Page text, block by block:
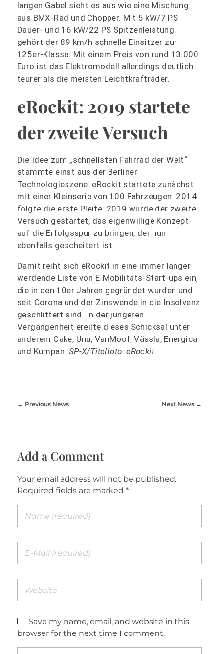
langen Gabel sieht es aus wie eine Mischung
aus BMX-Rad und Chopper. Mit 5 kW/7 PS
Dauer- und 16 kW/22 PS Spitzenleistung
gehört der 89 km/h schnelle Einsitzer zur
125er-Klasse. Mit einem Preis von rund 13.000
Euro ist das Elektromodell allerdings deutlich
teurer als die meisten Leichtkrafträder.
eRockit: 2019 startete
der zweite Versuch
Die Idee zum „schnellsten Fahrrad der Welt“
stammte einst aus der Berliner
Technologieszene. eRockit startete zunächst
mit einer Kleinserie von 100 Fahrzeugen. 2014
folgte die erste Pleite. 2019 wurde der zweite
Versuch gestartet, das eigenwillige Konzept
auf die Erfolgsspur zu bringen, der nun
ebenfalls gescheitert ist.
Damit reiht sich eRockit in eine immer länger
werdende Liste von E-Mobilitäts-Start-ups ein,
die in den 10er Jahren gegründet wurden und
seit Corona und der Zinswende in die Insolvenz
geschlittert sind. In der jüngeren
Vergangenheit ereilte dieses Schicksal unter
anderem Cake, Unu, VanMoof, Vässla, Energica
und Kumpan. SP-X/Titelfoto: eRockit
Previous News Next News
Add a Comment
Your email address will not be published.
Required fields are marked *
Save my name, email, and website in this
browser for the next time I comment.